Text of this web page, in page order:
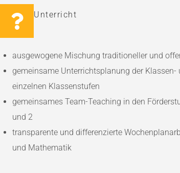
Unterricht
ausgewogene Mischung traditioneller und
gemeinsame Unterrichtsplanung der Klassen-
einzelnen Klassenstufen
gemeinsames Team-Teaching in den
und 2
transparente und differenzierte
und Mathematik